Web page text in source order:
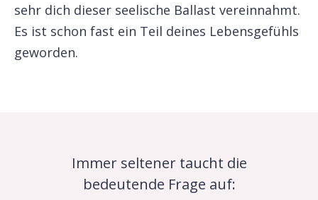
sehr dich dieser seelische Ballast vereinnahmt.
Es ist schon fast ein Teil deines Lebensgefühls
geworden.
Immer seltener taucht die
bedeutende Frage auf: